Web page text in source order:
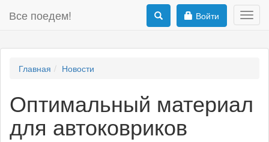
Все поедем! Войти
Главная Новости
Оптимальный материал
для автоковриков